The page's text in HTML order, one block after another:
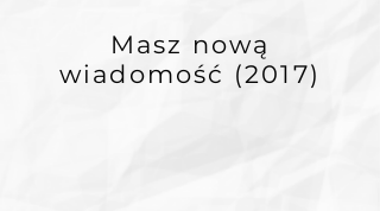
Masz nową
wiadomość (2017)